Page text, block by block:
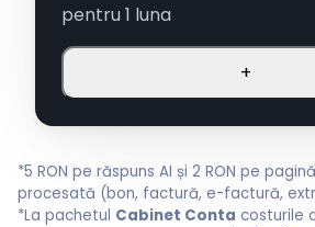
pentru1 luna
+
*5 RON pe răspuns AI și 2 RON pe
procesată (bon, factură, e-factură,
*La pachetul Cabinet Conta costurile